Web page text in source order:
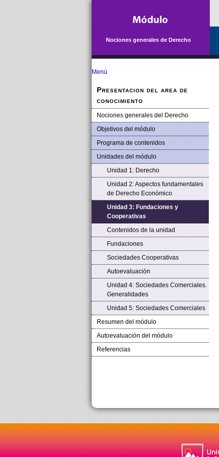
Nociones generales de Derecho
Menú
Presentacion del area de
conocimiento
Nociones generales del Derecho
Objetivos del módulo
Programa de contenidos
Unidades del módulo
Unidad 1: Derecho
Unidad 2: Aspectos fundamentales
de Derecho Económico
Unidad 3: Fundaciones y
Cooperativas
Contenidos de la unidad
Fundaciones
Sociedades Cooperativas
Autoevaluación
Unidad 4: Sociedades Comerciales.
Generalidades
Unidad 5: Sociedades Comerciales
Resumen del módulo
Autoevaluación del módulo
Referencias